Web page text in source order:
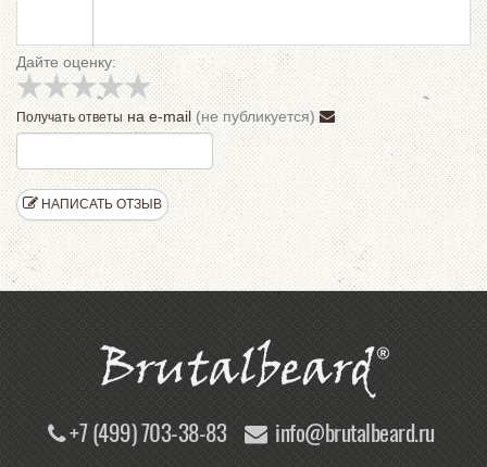
Дайте оценку:
Получать ответы на e-mail(не публикуется)
НАПИСАТЬ ОТЗЫВ
+7 (499) 703-38-83 info@brutalbeard.ru